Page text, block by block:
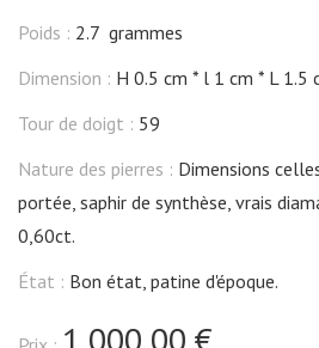
Poids : 2.7 grammes
Dimension : H 0.5 cm l 1 cm
L 1.5
Tour de doigt : 59
Nature des pierres : Dimensions
portée, saphir de synthèse, vrais
0,60ct.
État : Bon état, patine d'époque.
1 000,00 €